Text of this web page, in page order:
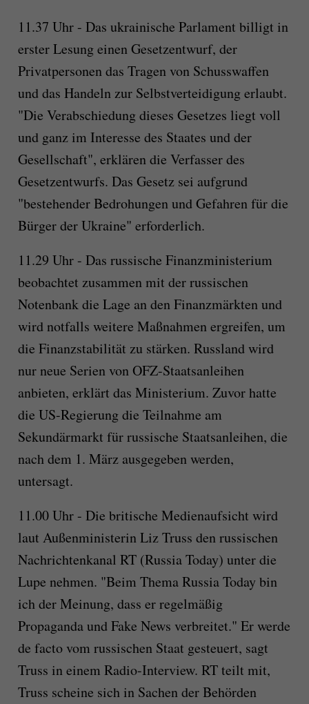
11.37 Uhr - Das ukrainische Parlament billigt in
erster Lesung einen Gesetzentwurf, der
Privatpersonen das Tragen von Schusswaffen
und das Handeln zur Selbstverteidigung erlaubt.
"Die Verabschiedung dieses Gesetzes liegt voll
und ganz im Interesse des Staates und der
Gesellschaft", erklären die Verfasser des
Gesetzentwurfs. Das Gesetz sei aufgrund
"bestehender Bedrohungen und Gefahren für die
Bürger der Ukraine" erforderlich.
11.29 Uhr - Das russische Finanzministerium
beobachtet zusammen mit der russischen
Notenbank die Lage an den Finanzmärkten und
wird notfalls weitere Maßnahmen ergreifen, um
die Finanzstabilität zu stärken. Russland wird
nur neue Serien von OFZ-Staatsanleihen
anbieten, erklärt das Ministerium. Zuvor hatte
die US-Regierung die Teilnahme am
Sekundärmarkt für russische Staatsanleihen, die
nach dem 1. März ausgegeben werden,
untersagt.
11.00 Uhr - Die britische Medienaufsicht wird
laut Außenministerin Liz Truss den russischen
Nachrichtenkanal RT (Russia Today) unter die
Lupe nehmen. "Beim Thema Russia Today bin
ich der Meinung, dass er regelmäßig
Propaganda und Fake News verbreitet." Er werde
de facto vom russischen Staat gesteuert, sagt
Truss in einem Radio-Interview. RT teilt mit,
Truss scheine sich in Sachen der Behörden